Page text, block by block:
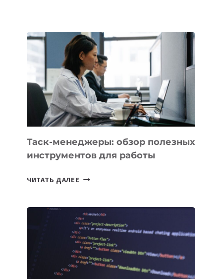
PROMETHEUS
ДЛЯ
СОЗДАНИЯ
«ИСКУССТВЕННОГО
ИНЖЕНЕРА»
Таск-менеджеры: обзор полезных
инструментов для работы
ЧИТАТЬ ДАЛЕЕ ТАСК-
ПОЛЕЗНЫХ
ИНСТРУМЕНТОВ
ДЛЯ
РАБОТЫ